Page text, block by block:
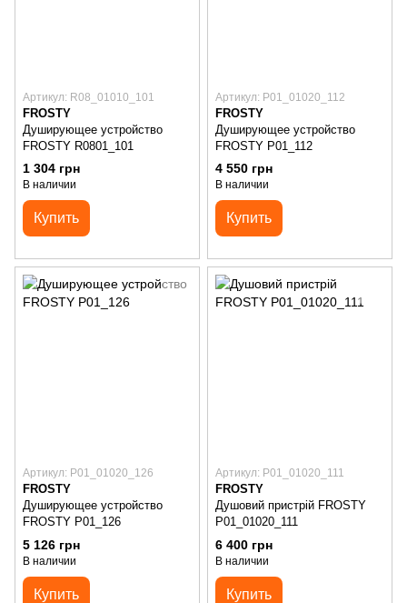
Артикул: R08_01010_101
FROSTY
Душирующее устройство
FROSTY R0801_101
1 304 грн
В наличии
Купить
Артикул: P01_01020_112
FROSTY
Душирующее устройство
FROSTY P01_112
4 550 грн
В наличии
Купить
Артикул: P01_01020_126
FROSTY
Душирующее устройство
FROSTY P01_126
5 126 грн
В наличии
Купить
Артикул: P01_01020_111
FROSTY
Душовий пристрій FROSTY
P01_01020_111
6 400 грн
В наличии
Купить